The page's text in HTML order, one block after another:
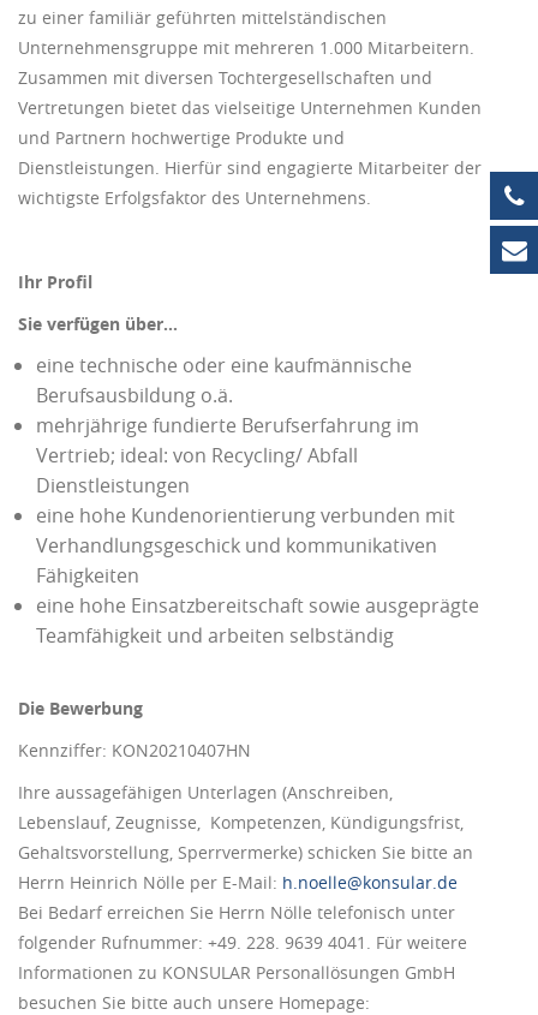
zu einer familiär geführten mittelständischen
Unternehmensgruppe mit mehreren 1.000 Mitarbeitern.
Zusammen mit diversen Tochtergesellschaften und
Vertretungen bietet das vielseitige Unternehmen Kunden
und Partnern hochwertige Produkte und
Dienstleistungen. Hierfür sind engagierte Mitarbeiter der
wichtigste Erfolgsfaktor des Unternehmens.
Ihr Profil
Sie verfügen über…
eine technische oder eine kaufmännische
Berufsausbildung o.ä.
mehrjährige fundierte Berufserfahrung im
Vertrieb; ideal: von Recycling/ Abfall
Dienstleistungen
eine hohe Kundenorientierung verbunden mit
Verhandlungsgeschick und kommunikativen
Fähigkeiten
eine hohe Einsatzbereitschaft sowie ausgeprägte
Teamfähigkeit und arbeiten selbständig
Die Bewerbung
Kennziffer: KON20210407HN
Ihre aussagefähigen Unterlagen (Anschreiben,
Lebenslauf, Zeugnisse, Kompetenzen, Kündigungsfrist,
Gehaltsvorstellung, Sperrvermerke) schicken Sie bitte an
Herrn Heinrich Nölle per E-Mail: h.noelle@konsular.de
Bei Bedarf erreichen Sie Herrn Nölle telefonisch unter
folgender Rufnummer: +49. 228. 9639 4041. Für weitere
Informationen zu KONSULAR Personallösungen GmbH
besuchen Sie bitte auch unsere Homepage: